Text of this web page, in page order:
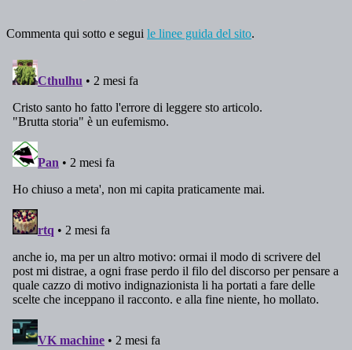
Commenta qui sotto e segui le linee guida del sito.